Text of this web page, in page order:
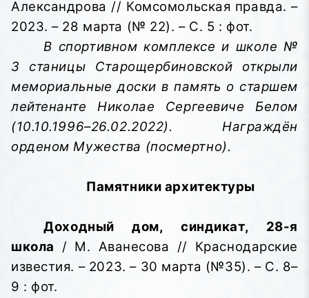
Александрова // Комсомольская правда. –
2023. – 28 марта (№ 22). – С. 5 : фот.
В спортивном комплексе и школе №
3 станицы Старощербиновской открыли
мемориальные доски в память о старшем
лейтенанте Николае Сергеевиче Белом
(10.10.1996–26.02.2022). Награждён
орденом Мужества (посмертно).
Памятники архитектуры
Доходный дом, синдикат, 28-я
школа / М. Аванесова // Краснодарские
известия. – 2023. – 30 марта (№35). – С. 8–
9 : фот.